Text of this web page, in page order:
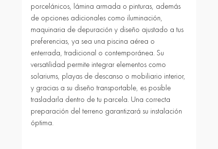
porcelánicos, lámina armada o pinturas, además
de opciones adicionales como iluminación,
maquinaria de depuración y diseño ajustado a tus
preferencias, ya sea una piscina aérea o
enterrada, tradicional o contemporánea. Su
versatilidad permite integrar elementos como
solariums, playas de descanso o mobiliario interior,
y gracias a su diseño transportable, es posible
trasladarla dentro de tu parcela. Una correcta
preparación del terreno garantizará su instalación
óptima.